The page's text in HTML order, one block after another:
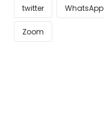
twitter WhatsApp
Zoom